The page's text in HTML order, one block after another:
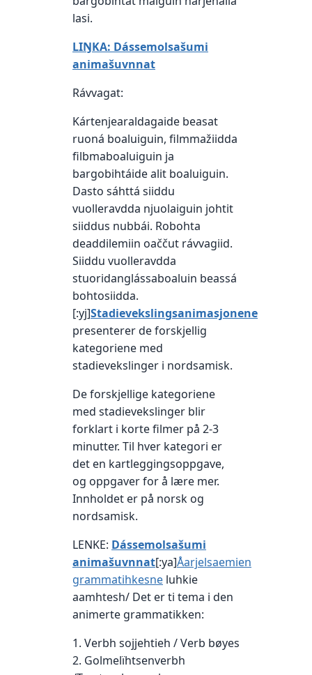
lasi.
LIŊKA: Dássemolsašumi
animašuvnnat
Rávvagat:
Kártenjearaldagaide beasat
ruoná boaluiguin, filmmažiidda
filbmaboaluiguin ja
bargobihtáide alit boaluiguin.
Dasto sáhttá siiddu
vuolleravdda njuolaiguin johtit
siiddus nubbái. Robohta
deaddilemiin oaččut rávvagiid.
Siiddu vuolleravdda
stuoridanglássaboaluin beassá
bohtosiidda.
[:yj]Stadievekslingsanimasjonene
presenterer de forskjellig
kategoriene med
stadievekslinger i nordsamisk.
De forskjellige kategoriene
med stadievekslinger blir
forklart i korte filmer på 2-3
minutter. Til hver kategori er
det en kartleggingsoppgave,
og oppgaver for å lære mer.
Innholdet er på norsk og
nordsamisk.
LENKE: Dássemolsašumi
animašuvnnat[:ya]Åarjelsaemien
grammatihkesne luhkie
aamhtesh/ Det er ti tema i den
animerte grammatikken:
1. Verbh sojjehtieh / Verb bøyes
2. Golmelïhtsenverbh